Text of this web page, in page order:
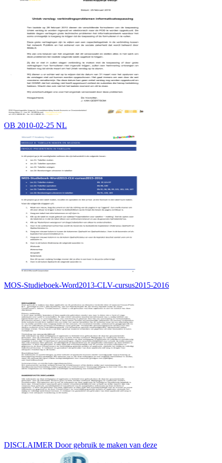
OB 2010-02-25 NL
MOS-Studieboek-Word2013-CLV-cursus2015-2016
DISCLAIMER Door gebruik te maken van deze